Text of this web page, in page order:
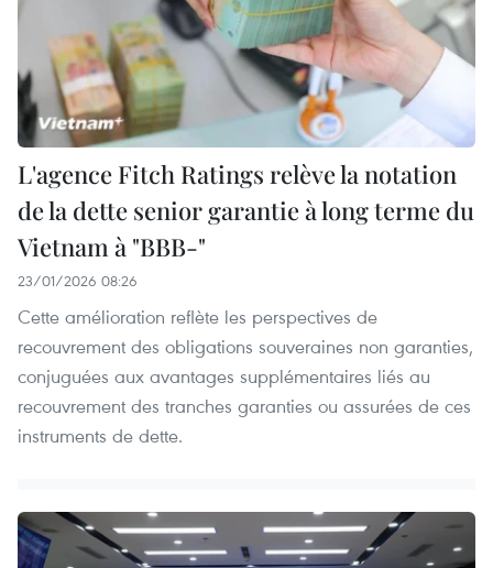
L'agence Fitch Ratings relève la notation
de la dette senior garantie à long terme du
Vietnam à "BBB-"
23/01/2026 08:26
Cette amélioration reflète les perspectives de
recouvrement des obligations souveraines non garanties,
conjuguées aux avantages supplémentaires liés au
recouvrement des tranches garanties ou assurées de ces
instruments de dette.